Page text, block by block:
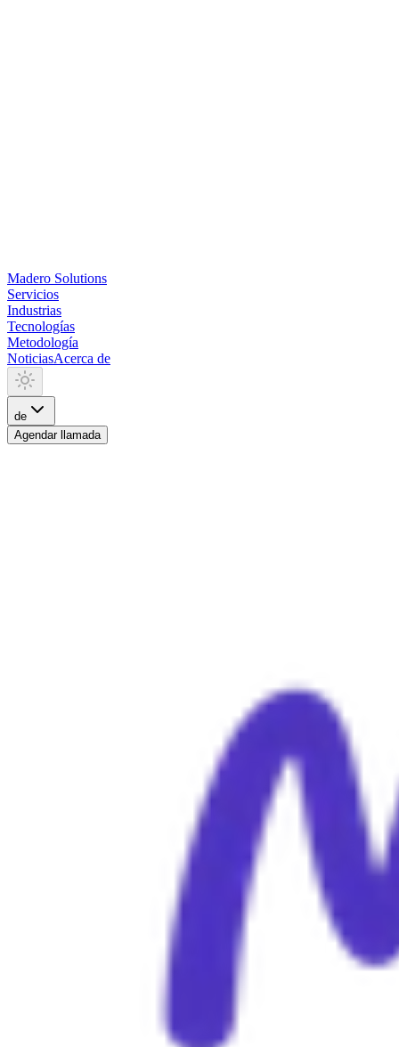
Madero Solutions
Servicios
Industrias
Tecnologías
Metodología
NoticiasAcerca de
de
Agendar llamada